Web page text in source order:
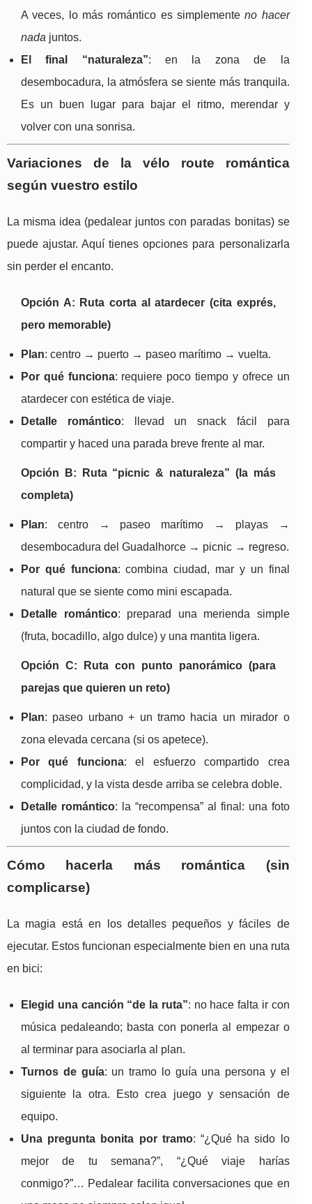
A veces, lo más romántico es simplementeno hacer
nada juntos.
El final “naturaleza”: en la zona de la
desembocadura, la atmósfera se siente más tranquila.
Es un buen lugar para bajar el ritmo, merendar y
volver con una sonrisa.
Variaciones de la vélo route romántica
según vuestro estilo
La misma idea (pedalear juntos con paradas bonitas) se
puede ajustar. Aquí tienes opciones para personalizarla
sin perder el encanto.
Opción A: Ruta corta al atardecer (cita exprés,
pero memorable)
Plan: centro → puerto → paseo marítimo → vuelta.
Por qué funciona: requiere poco tiempo y ofrece un
atardecer con estética de viaje.
Detalle romántico: llevad un snack fácil para
compartir y haced una parada breve frente al mar.
Opción B: Ruta “picnic & naturaleza” (la más
completa)
Plan: centro → paseo marítimo → playas →
desembocadura del Guadalhorce → picnic → regreso.
Por qué funciona: combina ciudad, mar y un final
natural que se siente como mini escapada.
Detalle romántico: preparad una merienda simple
(fruta, bocadillo, algo dulce) y una mantita ligera.
Opción C: Ruta con punto panorámico (para
parejas que quieren un reto)
Plan: paseo urbano + un tramo hacia un mirador o
zona elevada cercana (si os apetece).
Por qué funciona: el esfuerzo compartido crea
complicidad, y la vista desde arriba se celebra doble.
Detalle romántico: la “recompensa” al final: una foto
juntos con la ciudad de fondo.
Cómo hacerla más romántica (sin
complicarse)
La magia está en los detalles pequeños y fáciles de
ejecutar. Estos funcionan especialmente bien en una ruta
en bici:
Elegid una canción “de la ruta”: no hace falta ir con
música pedaleando; basta con ponerla al empezar o
al terminar para asociarla al plan.
Turnos de guía: un tramo lo guía una persona y el
siguiente la otra. Esto crea juego y sensación de
equipo.
Una pregunta bonita por tramo: “¿Qué ha sido lo
mejor de tu semana?”, “¿Qué viaje harías
conmigo?”… Pedalear facilita conversaciones que en